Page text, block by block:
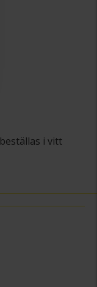
i vitt